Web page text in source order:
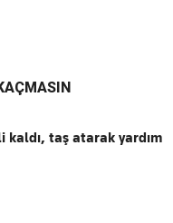
kaldı, taş atarak yardım